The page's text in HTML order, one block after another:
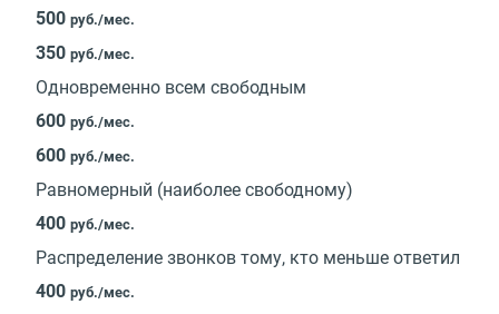
500 руб./мес.
350 руб./мес.
Одновременно всем свободным
600 руб./мес.
600 руб./мес.
Равномерный (наиболее свободному)
400 руб./мес.
Распределение звонков тому, кто меньше ответил
400 руб./мес.